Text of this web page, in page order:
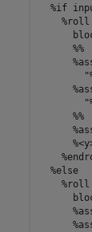
%if
%roll
      %%
      %%
  %else
%roll